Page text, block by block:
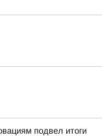
подвел итоги